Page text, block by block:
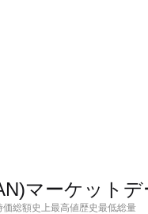
マーケットデ
価総額史上最高値歴史最低総量